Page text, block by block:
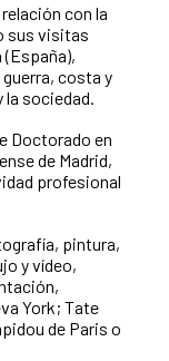
con la
sus visitas
costa y
sociedad.
Doctorado en
de Madrid,
profesional
pintura,
y vídeo,
York; Tate
de Paris o